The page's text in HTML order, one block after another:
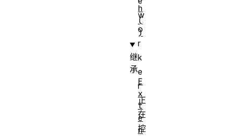
w
o
r
k
e
r
正
在
控
h
(
)
继
承
E
x
t
e
n